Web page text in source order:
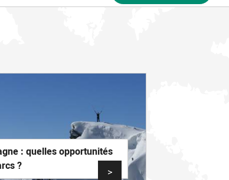
: quelles opportunités
?
>